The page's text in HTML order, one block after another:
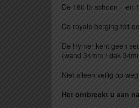
De 180 ltr schoon – en
De royale berging telt
De Hymer kent geen
(wand 34mm / dak
Niet alleen veilig op
Het ontbreekt u aan